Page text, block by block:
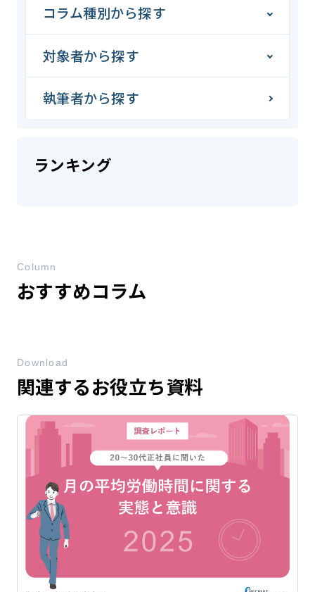
コラム種別から探す
対象者から探す
執筆者から探す
ランキング
おすすめコラム
Column
関連するお役立ち資料
Download